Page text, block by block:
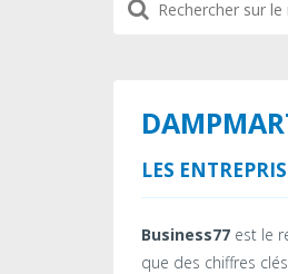
LES
Business77 est le
que des chiffres